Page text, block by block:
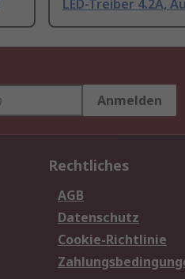
LED-Treiber 4.2A,
Anmelden
Rechtliches
AGB
Datenschutz
Cookie-Richtlinie